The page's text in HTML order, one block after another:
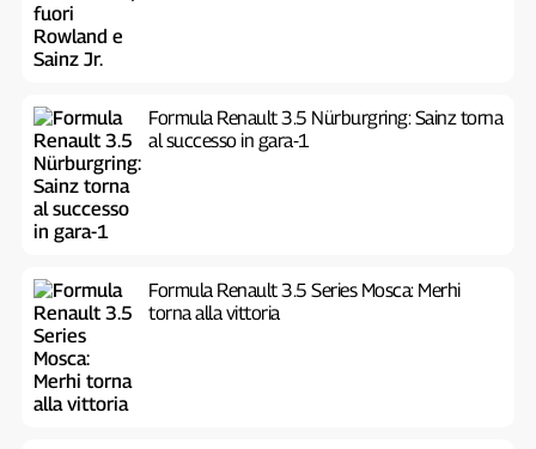
Formula Renault 3.5 Nürburgring: Sainz torna
al successo in gara-1
Formula Renault 3.5 Series Mosca: Merhi
torna alla vittoria